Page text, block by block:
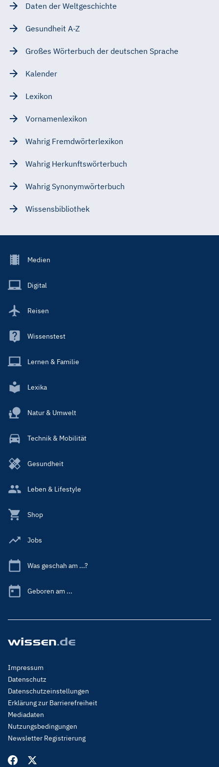
Daten der Weltgeschichte
Gesundheit A-Z
Großes Wörterbuch der deutschen Sprache
Kalender
Lexikon
Vornamenlexikon
Wahrig Fremdwörterlexikon
Wahrig Herkunftswörterbuch
Wahrig Synonymwörterbuch
Wissensbibliothek
Footer
Main
Medien
Digital
Reisen
Wissenstest
Lernen & Familie
Lexika
Natur & Umwelt
Technik & Mobilität
Gesundheit
Leben & Lifestyle
Shop
Jobs
Was geschah am ...?
Geboren am ...
Footer
Menu
Legal
Impressum
Datenschutz
Datenschutzeinstellungen
Erklärung zur Barrierefreiheit
Mediadaten
Nutzungsbedingungen
Newsletter Registrierung